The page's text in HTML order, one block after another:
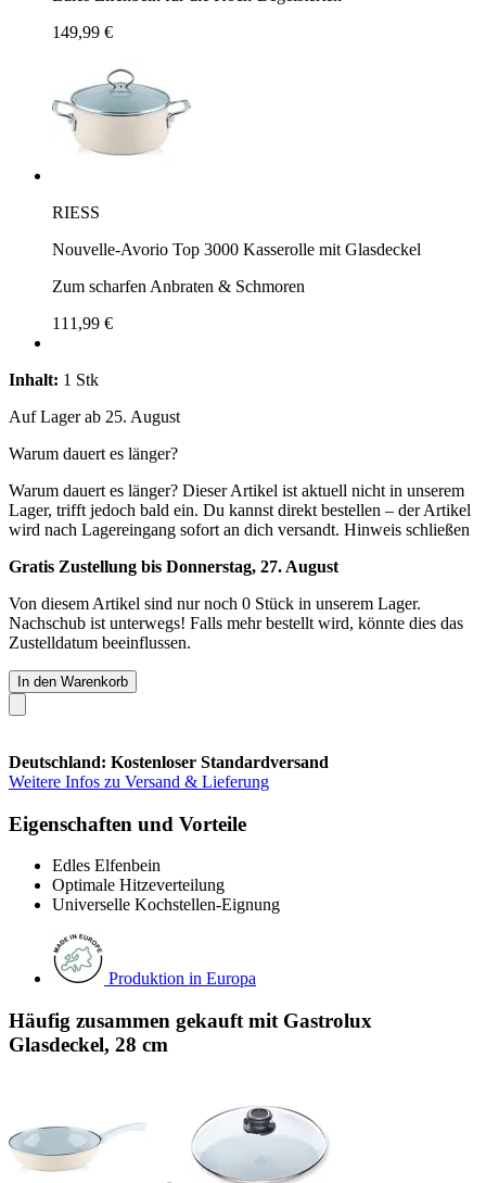
149,99 €
RIESS
Nouvelle-Avorio Top 3000 Kasserolle mit Glasdeckel
Zum scharfen Anbraten & Schmoren
111,99 €
Inhalt: 1 Stk
Auf Lager ab 25. August
Warum dauert es länger?
Warum dauert es länger? Dieser Artikel ist aktuell nicht in unserem
Lager, trifft jedoch bald ein. Du kannst direkt bestellen – der Artikel
wird nach Lagereingang sofort an dich versandt. Hinweis schließen
Gratis Zustellung bis Donnerstag, 27. August
Von diesem Artikel sind nur noch 0 Stück in unserem Lager.
Nachschub ist unterwegs! Falls mehr bestellt wird, könnte dies das
Zustelldatum beeinflussen.
In den Warenkorb
Deutschland: Kostenloser Standardversand
Weitere Infos zu Versand & Lieferung
Eigenschaften und Vorteile
Edles Elfenbein
Optimale Hitzeverteilung
Universelle Kochstellen-Eignung
Produktion in Europa
Häufig zusammen gekauft mit Gastrolux
Glasdeckel, 28 cm